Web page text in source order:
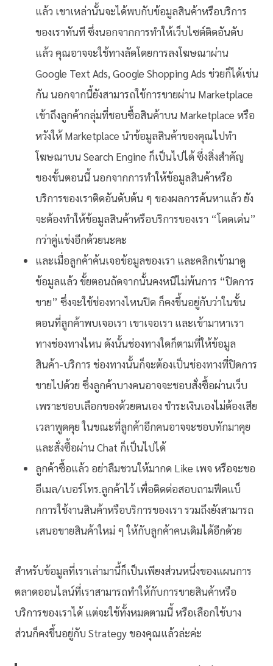
แล้ว เขาเหล่านั้นจะได้พบกับข้อมูลสินค้าหรือบริการ
ของเราทันที ซึ่งนอกจากการทำให้เว็บไซต์ติดอันดับ
แล้ว คุณอาจจะใช้ทางลัดโดยการลงโฆษณาผ่าน
Google Text Ads, Google Shopping Ads ช่วยก็ได้เช่น
กัน นอกจากนี้ยังสามารถใช้การขายผ่าน Marketplace
เข้าถึงลูกค้ากลุ่มที่ชอบซื้อสินค้าบน Marketplace หรือ
หวังให้ Marketplace นำข้อมูลสินค้าของคุณไปทำ
โฆษณาบน Search Engine ก็เป็นไปได้ ซึ่งสิ่งสำคัญ
ของขั้นตอนนี้ นอกจากการทำให้ข้อมูลสินค้าหรือ
บริการของเราติดอันดับต้น ๆ ของผลการค้นหาแล้ว ยัง
จะต้องทำให้ข้อมูลสินค้าหรือบริการของเรา “โดดเด่น”
กว่าคู่แข่งอีกด้วยนะคะ
และเมื่อลูกค้าค้นเจอข้อมูลของเรา และคลิกเข้ามาดู
ข้อมูลแล้ว ขั้ยตอนถัดจากนั้นคงหนีไม่พ้นการ “ปิดการ
ขาย” ซึ่งจะใช้ช่องทางไหนปิด ก็คงขึ้นอยู่กับว่าในขั้น
ตอนที่ลูกค้าพบเจอเรา เขาเจอเรา และเข้ามาหาเรา
ทางช่องทางไหน ดังนั้นช่องทางใดก็ตามที่ให้ข้อมูล
สินค้า-บริการ ช่องทางนั้นก็จะต้องเป็นช่องทางที่ปิดการ
ขายไปด้วย ซึ่งลูกค้าบางคนอาจจะชอบสั่งซื้อผ่านเว็บ
เพราะชอบเลือกของด้วยตนเอง ชำระเงินเองไม่ต้องเสีย
เวลาพูดคุย ในขณะที่ลูกค้าอีกคนอาจจะชอบทักมาคุย
และสั่งซื้อผ่าน Chat ก็เป็นไปได้
ลูกค้าซื้อแล้ว อย่าลืมชวนให้มากด Like เพจ หรือจะขอ
อีเมล/เบอร์โทร.ลูกค้าไว้ เพื่อติดต่อสอบถามฟีดแบ็
กการใช้งานสินค้าหรือบริการของเรา รวมถึงยังสามารถ
เสนอขายสินค้าใหม่ ๆ ให้กับลูกค้าคนเดิมได้อีกด้วย
สำหรับข้อมูลที่เราเล่ามานี้ก็เป็นเพียงส่วนหนึ่งของแผนการ
ตลาดออนไลน์ที่เราสามารถทำให้กับการขายสินค้าหรือ
บริการของเราได้ แต่จะใช้ทั้งหมดตามนี้ หรือเลือกใช้บาง
ส่วนก็คงขึ้นอยู่กับ Strategy ของคุณแล้วล่ะค่ะ